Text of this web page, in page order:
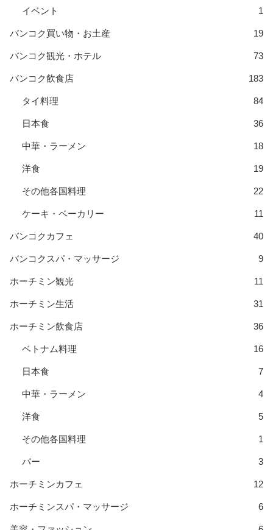
イベント 1
バンコク買い物・お土産 19
バンコク観光・ホテル 73
バンコク飲食店 183
タイ料理 84
日本食 36
中華・ラーメン 18
洋食 19
その他各国料理 22
ケーキ・ベーカリー 11
バンコクカフェ 40
バンコクスパ・マッサージ 9
ホーチミン観光 11
ホーチミン生活 31
ホーチミン飲食店 36
ベトナム料理 16
日本食 7
中華・ラーメン 4
洋食 5
その他各国料理 1
バー 3
ホーチミンカフェ 12
ホーチミンスパ・マッサージ 6